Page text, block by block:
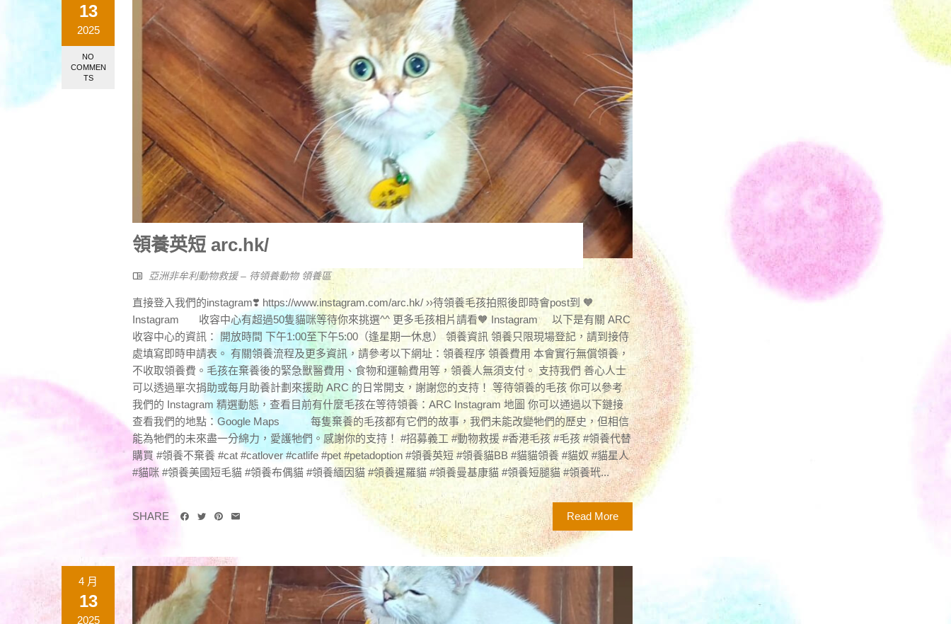
13
2025
NO
COMMEN
TS
領養英短 arc.hk/
亞洲非牟利動物救援 – 待領養動物 領養區
直接登入我們的instagram❣️ https://www.instagram.com/arc.hk/ ››待領養毛孩拍照後即時會post到 🧡
Instagram 收容中心有超過50隻貓咪等待你來挑選^^ 更多毛孩相片請看🧡 Instagram 以下是有關 ARC
收容中心的資訊： 開放時間 下午1:00至下午5:00（逢星期一休息） 領養資訊 領養只限現場登記，請到接侍
處填寫即時申請表。 有關領養流程及更多資訊，請參考以下網址：領養程序 領養費用 本會實行無償領養，
不收取領養費。毛孩在棄養後的緊急獸醫費用、食物和運輸費用等，領養人無須支付。 支持我們 善心人士
可以透過單次捐助或每月助養計劃來援助 ARC 的日常開支，謝謝您的支持！ 等待領養的毛孩 你可以參考
我們的 Instagram 精選動態，查看目前有什麼毛孩在等待領養：ARC Instagram 地圖 你可以通過以下鏈接
查看我們的地點：Google Maps 每隻棄養的毛孩都有它們的故事，我們未能改變牠們的歷史，但相信
能為牠們的未來盡一分綿力，愛護牠們。感謝你的支持！ #招募義工 #動物救援 #香港毛孩 #毛孩 #領養代替
購買 #領養不棄養 #cat #catlover #catlife #pet #petadoption #領養英短 #領養貓BB #貓貓領養 #貓奴 #貓星人
#貓咪 #領養美國短毛貓 #領養布偶貓 #領養緬因貓 #領養暹羅貓 #領養曼基康貓 #領養短腿貓 #領養玳...
Read More
SHARE
4 月
13
2025